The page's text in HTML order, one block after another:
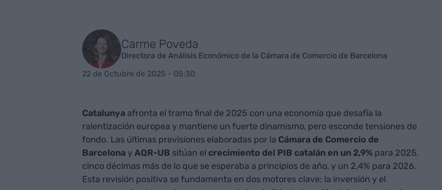
Carme Poveda
Directora de Análisis Económico de la Cámara de Comercio de Barcelona
22 de Octubre de 2025 - 05:30
Catalunyaafronta el tramo final de 2025 con una economía que desafía la
ralentización europea y mantiene un fuerte dinamismo, pero esconde tensiones de
fondo. Las últimas previsiones elaboradas por la Cámara de Comercio de
Barcelonay AQR-UB sitúan el crecimiento del PIB catalán en un 2,9%para 2025,
cinco décimas más de lo que se esperaba a principios de año, y un 2,4% para 2026.
Esta revisión positiva se fundamenta en dos motores clave: la inversión y el